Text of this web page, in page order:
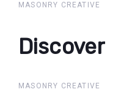
MASONRY CREATIVE
Discover
Discover
MASONRY CREATIVE